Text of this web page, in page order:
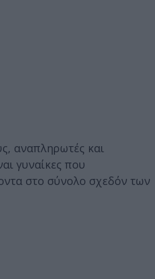
αναπληρωτές και
γυναίκες που
στο σύνολο σχεδόν των